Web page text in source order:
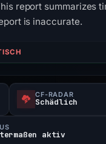
report summarizes
is inaccurate.
CF-RADAR
Schädlich
aktiv